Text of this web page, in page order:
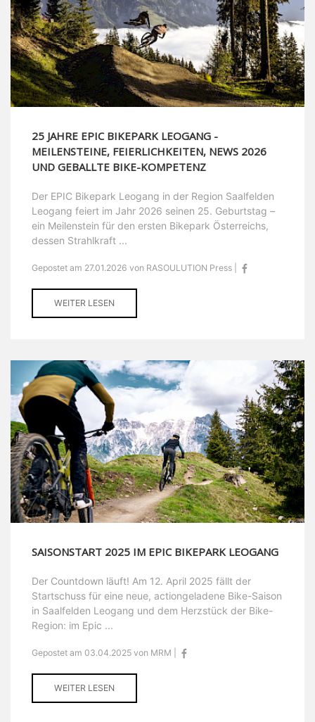
25 JAHRE EPIC BIKEPARK LEOGANG -
MEILENSTEINE, FEIERLICHKEITEN, NEWS 2026
UND GEBALLTE BIKE-KOMPETENZ
Der EPIC Bikepark Leogang in der Region Saalfelden
Leogang feiert im Jahr 2026 seinen 25. Geburtstag –
ein Meilenstein für den ersten Bikepark Österreichs,
dessen Strahlkraft ...
Gepostet am 27.01.2026 von RASOULUTION Press |
WEITER LESEN
SAISONSTART 2025 IM EPIC BIKEPARK LEOGANG
Der Countdown läuft! Am 12. April 2025 fällt der
Startschuss für eine neue, actiongeladene Bike-Saison
in Saalfelden Leogang und dem Herzstück der Bike-
Region: im Epic ...
Gepostet am 03.04.2025 von MRM |
WEITER LESEN